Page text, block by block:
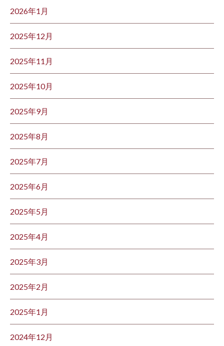
2026年1月
2025年12月
2025年11月
2025年10月
2025年9月
2025年8月
2025年7月
2025年6月
2025年5月
2025年4月
2025年3月
2025年2月
2025年1月
2024年12月